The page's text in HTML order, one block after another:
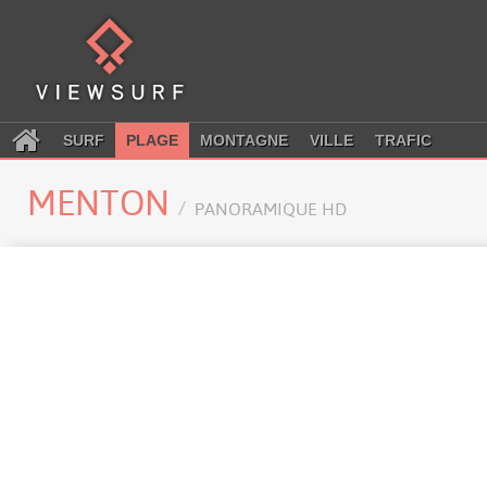
SURF PLAGE MONTAGNE VILLE TRAFIC
MENTON PANORAMIQUE HD